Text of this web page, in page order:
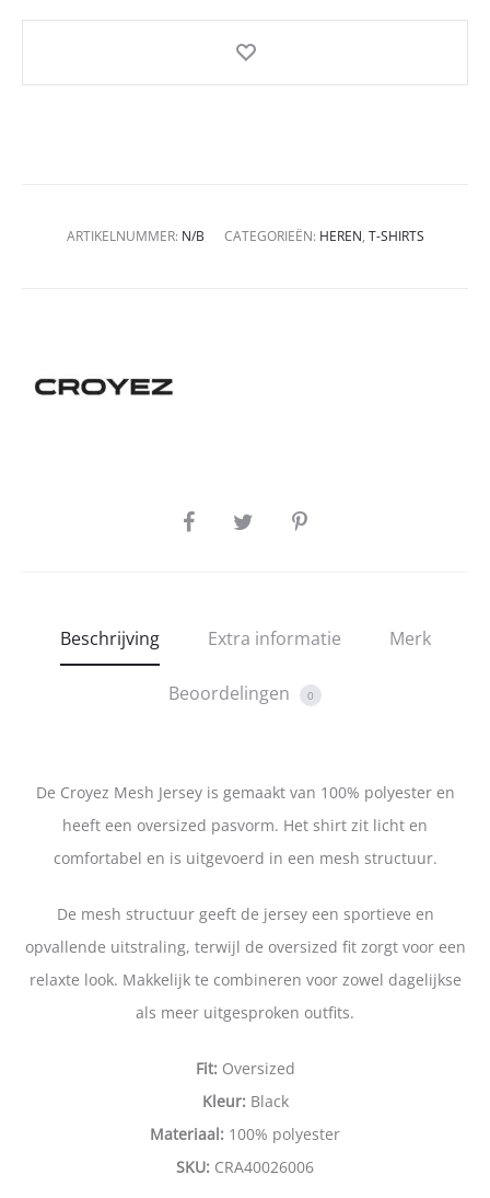
ARTIKELNUMMER: N/B CATEGORIEËN: HEREN, T-SHIRTS
SHARE
Beschrijving Extra informatie Merk
Beoordelingen 0
De Croyez Mesh Jersey is gemaakt van 100% polyester en
heeft een oversized pasvorm. Het shirt zit licht en
comfortabel en is uitgevoerd in een mesh structuur.
De mesh structuur geeft de jersey een sportieve en
opvallende uitstraling, terwijl de oversized fit zorgt voor een
relaxte look. Makkelijk te combineren voor zowel dagelijkse
als meer uitgesproken outfits.
Fit: Oversized
Kleur: Black
Materiaal: 100% polyester
SKU: CRA40026006